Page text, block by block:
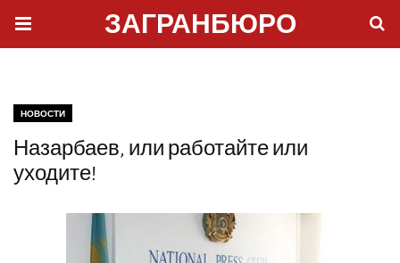
ЗАГРАНБЮРО
НОВОСТИ
Назарбаев, или работайте или
уходите!